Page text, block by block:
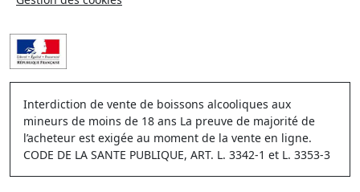
Interdiction de vente de boissons alcooliques aux
mineurs de moins de 18 ans La preuve de majorité de
l’acheteur est exigée au moment de la vente en ligne.
CODE DE LA SANTE PUBLIQUE, ART. L. 3342-1 et L. 3353-3